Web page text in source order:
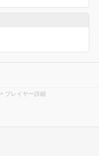
> プレイヤー詳細